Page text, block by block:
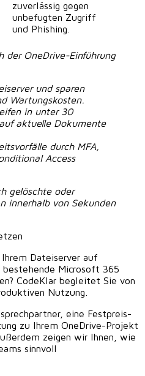
zuverlässig gegen
unbefugten Zugriff
und Phishing.
der OneDrive-Einführung
und sparen
Wartungskosten.
in unter 30
aktuelle Dokumente
durch MFA,
Access
gelöschte oder
innerhalb von Sekunden
Dateiserver auf
Microsoft 365
CodeKlar begleitet Sie von
Nutzung.
eine Festpreis-
zu Ihrem OneDrive-Projekt
zeigen wir Ihnen, wie
sinnvoll